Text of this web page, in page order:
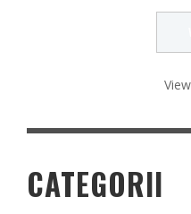
CATEGORII